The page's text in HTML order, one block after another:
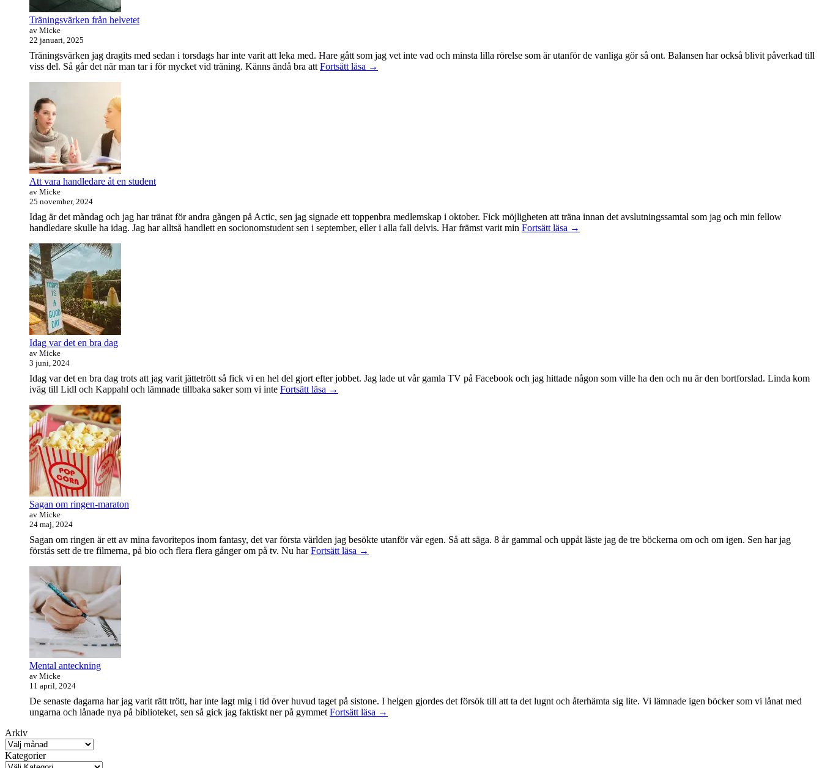
Träningsvärken från helvetet
av Micke
22 januari, 2025
Träningsvärken jag dragits med sedan i torsdags har inte varit att leka med. Hare gått som jag vet inte vad och minsta lilla rörelse som är utanför de vanliga gör så ont. Balansen har också blivit påverkad till
viss del. Så går det när man tar i för mycket vid träning. Känns ändå bra att Fortsätt läsa Träningsvärken
→
Att vara handledare åt en student
av Micke
25 november, 2024
Idag är det måndag och jag har tränat för andra gången på Actic, sen jag signade ett toppenbra medlemskap i oktober. Fick möjligheten att träna innan det avslutningssamtal som jag och min fellow
handledare skulle ha idag. Jag har alltså handlett en socionomstudent sen i september, eller i alla fall delvis. Har främst varit min Fortsätt läsa Att
→
Idag var det en bra dag
av Micke
3 juni, 2024
Idag var det en bra dag trots att jag varit jättetrött så fick vi en hel del gjort efter jobbet. Jag lade ut vår gamla TV på Facebook och jag hittade någon som ville ha den och nu är den bortforslad. Linda kom
iväg till Lidl och Kappahl och lämnade tillbaka saker som vi inte Fortsätt läsa Idag
→
Sagan om ringen-maraton
av Micke
24 maj, 2024
Sagan om ringen är ett av mina favoritepos inom fantasy, det var första världen jag besökte utanför vår egen. Så att säga. 8 år gammal och uppåt läste jag de tre böckerna om och om igen. Sen har jag
förstås sett de tre filmerna, på bio och flera flera gånger om på tv. Nu harFortsätt läsa Sagan
→
Mental anteckning
av Micke
11 april, 2024
De senaste dagarna har jag varit rätt trött, har inte lagt mig i tid över huvud taget på sistone. I helgen gjordes det försök till att ta det lugnt och återhämta sig lite. Vi lämnade igen böcker som vi lånat med
ungarna och lånade nya på biblioteket, sen så gick jag faktiskt ner på gymmet Fortsätt läsa Mental
→
Arkiv
Kategorier